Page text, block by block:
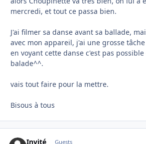
mercredi, et tout ce passa bien.
J'ai filmer sa danse avant sa ballade,
avec mon appareil, j'ai une grosse
en voyant cette danse c'est pas
balade^^.
vais tout faire pour la mettre.
Bisous à tous
Invité Guests